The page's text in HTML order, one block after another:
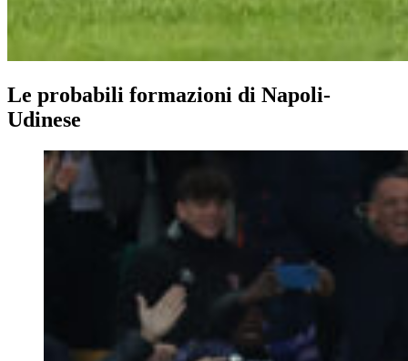
Le probabili formazioni di Napoli-
Udinese